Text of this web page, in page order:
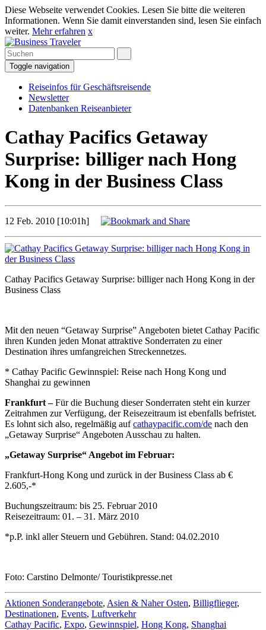
Diese Webseite verwendet Cookies. Lesen Sie bitte die weiteren
Informationen. Wenn Sie damit einverstanden sind, lesen Sie einfach
weiter. Mehr erfahren x
Toggle navigation
Reiseinfos für Geschäftsreisende
Newsletter
Datenbanken Reiseanbieter
Cathay Pacifics Getaway
Surprise: billiger nach Hong
Kong in der Business Class
12 Feb. 2010 [10:01h]
Cathay Pacifics Getaway Surprise: billiger nach Hong Kong in der
Business Class
Mit den neuen “Getaway Surprise” Angeboten bietet Cathay Pacific
ihren Kunden jeden Monat attraktive Sonderraten zu einer
Destination ihres umfangreichen Streckennetzes.
* Cathay Pacific Gewinnspiel: Reise nach Hong Kong und
Shanghai zu gewinnen
Frankfurt –Für die Buchung dieser Sonderraten steht ein kurzer
Zeitrahmen zur Verfügung, der Reisezeitraum ist ebenfalls befristet.
Es lohnt sich also, regelmäßig aufcathaypacific.com/de nach den
„Getaway Surprise“ Angeboten Ausschau zu halten.
„Getaway Surprise“ Angebot im Februar:
Frankfurt-Hong Kong und zurück in der Business Class ab €
2.605,-*
Buchungszeitraum: bis 25. Februar 2010
Reisezeitraum: 01. – 31. März 2010
*p.P. inkl aller Steuern und Gebühren. Stand: 04.02.2010
Foto: Carstino Delmonte/ Touristikpresse.net
Aktionen Sonderangebote, Asien & Naher Osten, Billigflieger,
Destinationen, Events, Luftverkehr
Cathay Pacific, Expo, Gewinnspiel, Hong Kong, Shanghai